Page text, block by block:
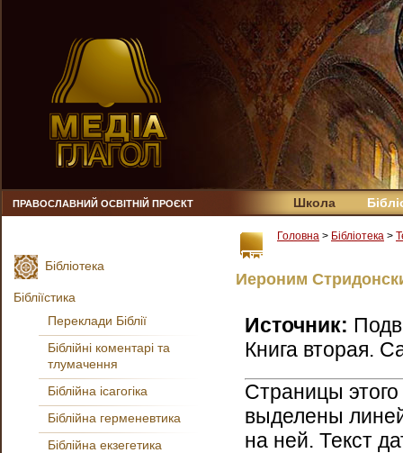
ПРАВОСЛАВНИЙ ОСВІТНІЙ ПРОЄКТ Школа
Головна > Бібліотека >
Иероним
Источник:
Книга вторая.
Страницы
выделены
на ней. Текст
Бібліотека
Бібліїстика
Переклади Біблії
Біблійні коментарі та
тлумачення
Біблійна ісагогіка
Біблійна герменевтика
Біблійна екзегетика